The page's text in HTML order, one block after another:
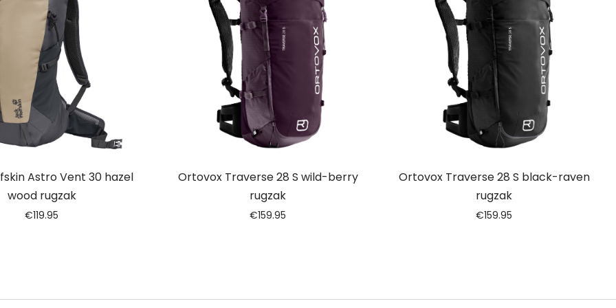
Astro Vent 30 hazel
wood rugzak
€119.95
Ortovox Traverse 28 S wild-berry
rugzak
€159.95
Ortovox Traverse 28 S black-raven
rugzak
€159.95